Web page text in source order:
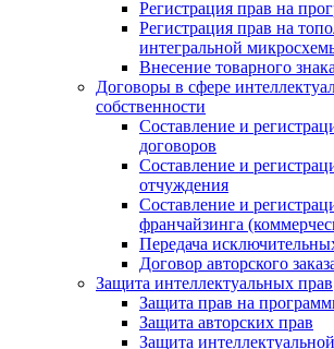
Регистрация прав на
Регистрация прав на
интегральной
Внесение товарного
Договоры в сфере
собственности
Составление и
договоров
Составление и
отчуждения
Составление и
франчайзинга
Передача
Договор авторского
Защита интеллектуальных прав
Защита прав на
Защита авторских прав
Защита